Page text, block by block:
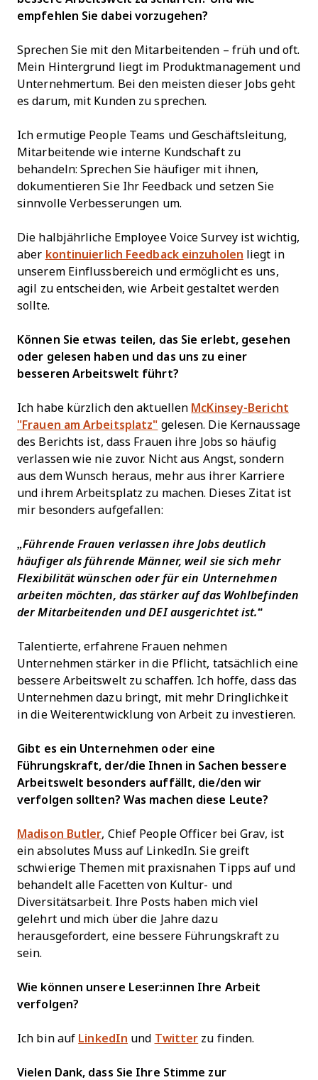
empfehlen Sie dabei vorzugehen?
Sprechen Sie mit den Mitarbeitenden – früh und oft.
Mein Hintergrund liegt im Produktmanagement und
Unternehmertum. Bei den meisten dieser Jobs geht
es darum, mit Kunden zu sprechen.
Ich ermutige People Teams und Geschäftsleitung,
Mitarbeitende wie interne Kundschaft zu
behandeln: Sprechen Sie häufiger mit ihnen,
dokumentieren Sie Ihr Feedback und setzen Sie
sinnvolle Verbesserungen um.
Die halbjährliche Employee Voice Survey ist wichtig,
aber kontinuierlich Feedback einzuholen liegt in
unserem Einflussbereich und ermöglicht es uns,
agil zu entscheiden, wie Arbeit gestaltet werden
sollte.
Können Sie etwas teilen, das Sie erlebt, gesehen
oder gelesen haben und das uns zu einer
besseren Arbeitswelt führt?
Ich habe kürzlich den aktuellen McKinsey-Bericht
"Frauen am Arbeitsplatz" gelesen. Die Kernaussage
des Berichts ist, dass Frauen ihre Jobs so häufig
verlassen wie nie zuvor. Nicht aus Angst, sondern
aus dem Wunsch heraus, mehr aus ihrer Karriere
und ihrem Arbeitsplatz zu machen. Dieses Zitat ist
mir besonders aufgefallen:
„Führende Frauen verlassen ihre Jobs deutlich
häufiger als führende Männer, weil sie sich mehr
Flexibilität wünschen oder für ein Unternehmen
arbeiten möchten, das stärker auf das Wohlbefinden
der Mitarbeitenden und DEI ausgerichtet ist.“
Talentierte, erfahrene Frauen nehmen
Unternehmen stärker in die Pflicht, tatsächlich eine
bessere Arbeitswelt zu schaffen. Ich hoffe, dass das
Unternehmen dazu bringt, mit mehr Dringlichkeit
in die Weiterentwicklung von Arbeit zu investieren.
Gibt es ein Unternehmen oder eine
Führungskraft, der/die Ihnen in Sachen bessere
Arbeitswelt besonders auffällt, die/den wir
verfolgen sollten? Was machen diese Leute?
Madison Butler, Chief People Officer bei Grav, ist
ein absolutes Muss auf LinkedIn. Sie greift
schwierige Themen mit praxisnahen Tipps auf und
behandelt alle Facetten von Kultur- und
Diversitätsarbeit. Ihre Posts haben mich viel
gelehrt und mich über die Jahre dazu
herausgefordert, eine bessere Führungskraft zu
sein.
Wie können unsere Leser:innen Ihre Arbeit
verfolgen?
Ich bin auf LinkedIn und Twitter zu finden.
Vielen Dank, dass Sie Ihre Stimme zur